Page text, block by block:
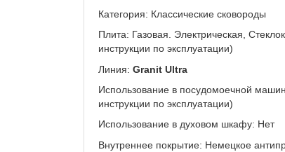
Категория: Классические сковороды
Плита: Газовая. Электрическая,
инструкции по эксплуатации)
Линия: Granit Ultra
Использование в посудомоечной
инструкции по эксплуатации)
Использование в духовом шкафу: Нет
Внутреннее покрытие: Немецкое